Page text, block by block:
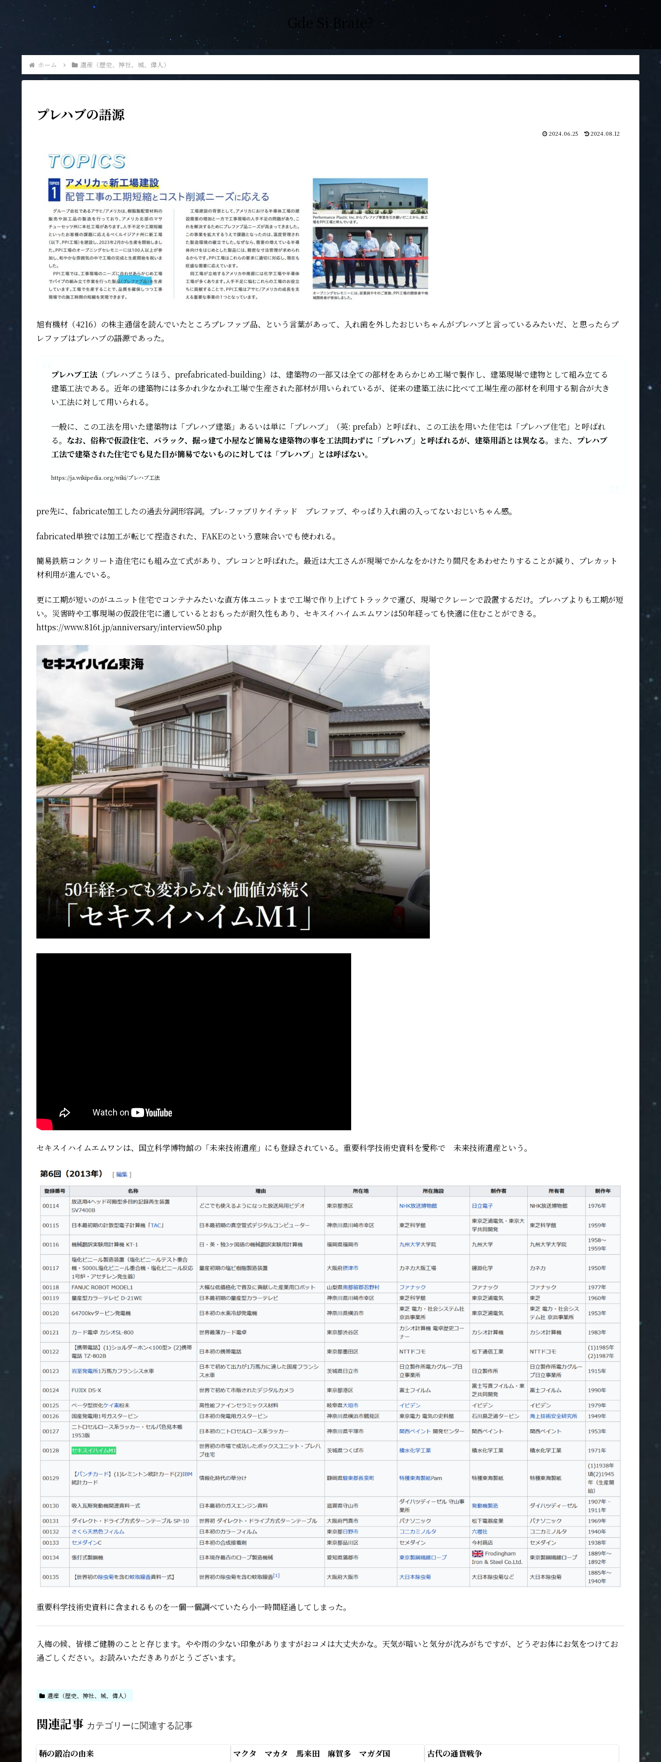
Gde Si Brate?
ホーム 遺産（歴史、神社、城、偉人）
プレハブの語源
2024.06.25 2024.08.12
旭有機材（4216）の株主通信を読んでいたところプレファブ品、という言葉があって、入れ歯を外したおじいちゃんがプレハブと言っているみたいだ、と思ったらプ
レファブはプレハブの語源であった。
プレハブ工法（プレハブこうほう、prefabricated-building）は、建築物の一部又は全ての部材をあらかじめ工場で製作し、建築現場で建物として組み立てる
建築工法である。近年の建築物には多かれ少なかれ工場で生産された部材が用いられているが、従来の建築工法に比べて工場生産の部材を利用する割合が大き
い工法に対して用いられる。
一般に、この工法を用いた建築物は「プレハブ建築」あるいは単に「プレハブ」（英: prefab）と呼ばれ、この工法を用いた住宅は「プレハブ住宅」と呼ばれ
る。 なお、俗称で仮設住宅、バラック、掘っ建て小屋など簡易な建築物の事を工法問わずに「プレハブ」と呼ばれるが、建築用語とは異なる。 また、 プレハブ
工法で建築された住宅でも見た目が簡易でないものに対しては「プレハブ」とは呼ばない。
https://ja.wikipedia.org/wiki/プレハブ工法
pre先に、fabricate加工したの過去分詞形容詞。プレ-ファブリケイテッド プレファブ、やっぱり入れ歯の入ってないおじいちゃん感。
fabricated単独では加工が転じて捏造された、FAKEのという意味合いでも使われる。
簡易鉄筋コンクリート造住宅にも組み立て式があり、プレコンと呼ばれた。最近は大工さんが現場でかんなをかけたり間尺をあわせたりすることが減り、プレカット
材利用が進んでいる。
更に工期が短いのがユニット住宅でコンテナみたいな直方体ユニットまで工場で作り上げてトラックで運び、現場でクレーンで設置するだけ。プレハブよりも工期が短
い。災害時や工事現場の仮設住宅に適しているとおもったが耐久性もあり、セキスイハイムエムワンは50年経っても快適に住むことができる。
https://www.816t.jp/anniversary/interview50.php
セキスイハイムエムワンは、国立科学博物館の「未来技術遺産」にも登録されている。重要科学技術史資料を愛称で 未来技術遺産という。
重要科学技術史資料に含まれるものを一個一個調べていたら小一時間経過してしまった。
入梅の候、皆様ご健勝のことと存じます。やや雨の少ない印象がありますがおコメは大丈夫かな。天気が暗いと気分が沈みがちですが、どうぞお体にお気をつけてお
過ごしください。お読みいただきありがとうございます。
遺産（歴史、神社、城、偉人）
関連記事 カテゴリーに関連する記事
鞆の鍛冶の由来 マクタ マカタ 馬来田 麻賀多 マガダ国 古代の通貨戦争